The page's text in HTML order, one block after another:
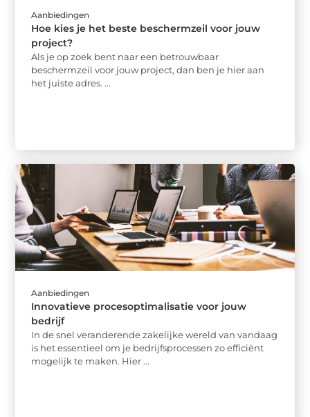
Aanbiedingen
Hoe kies je het beste beschermzeil voor jouw
project?
Als je op zoek bent naar een betrouwbaar
beschermzeil voor jouw project, dan ben je hier aan
het juiste adres. ...
Aanbiedingen
Innovatieve procesoptimalisatie voor jouw
bedrijf
In de snel veranderende zakelijke wereld van vandaag
is het essentieel om je bedrijfsprocessen zo efficiënt
mogelijk te maken. Hier ...